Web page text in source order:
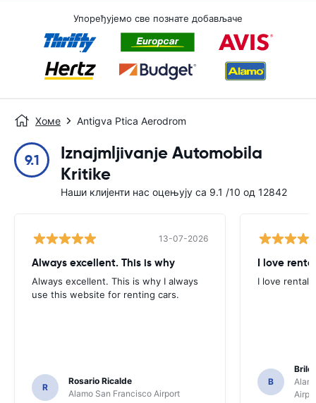
Упоређујемо све познате добављаче
Хоме Antigva Ptica Aerodrom
9.1
Iznajmljivanje Automobila
Kritike
Наши клијенти нас оцењују са 9.1 /10 од 12842
13-07-2026
Always excellent. This is why
Always excellent. This is why I always
use this website for renting cars.
R
Rosario Ricalde
Alamo San Francisco Airport
I love
I love rental
B